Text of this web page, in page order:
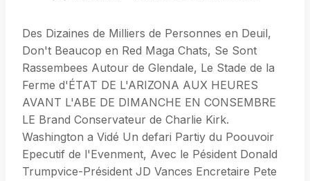
Des Dizaines de Milliers de Personnes en Deuil,
Don't Beaucop en Red Maga Chats, Se Sont
Rassembees Autour de Glendale, Le Stade de la
Ferme d'ÉTAT DE L'ARIZONA AUX HEURES
AVANT L'ABE DE DIMANCHE EN CONSEMBRE
LE Brand Conservateur de Charlie Kirk.
Washington a Vidé Un defari Partiy du Poouvoir
Epecutif de l'Evenment, Avec le Pésident Donald
Trumpvice-Président JD Vances Encretaire Pete